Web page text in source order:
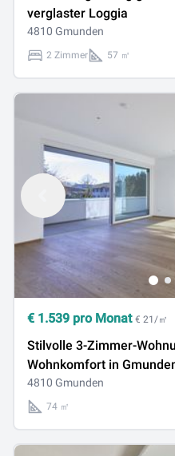
verglaster Loggia
4810 Gmunden
2 Zimmer 57 ㎡
€ 1.539 pro Monat € 21/㎡
Stilvolle 3-Zimmer-
Wohnkomfort in
4810 Gmunden
74 ㎡